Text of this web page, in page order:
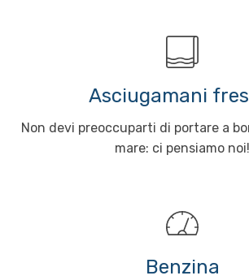
Asciugamani
Non devi preoccuparti di portare a
mare: ci pensiamo noi!
Benzina